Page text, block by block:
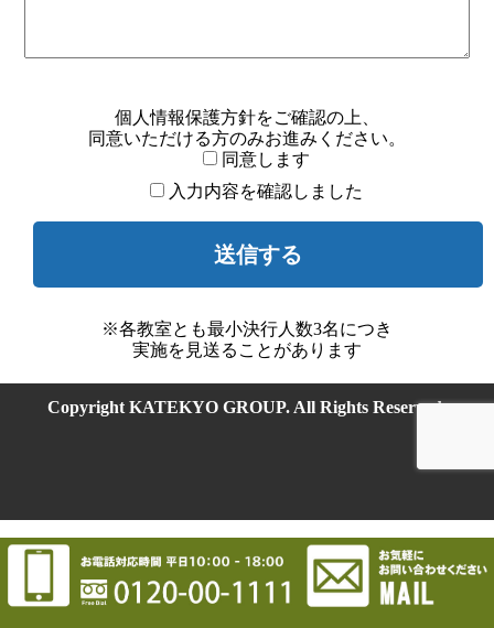
個人情報保護方針をご確認の上、
同意いただける方のみお進みください。
同意します
入力内容を確認しました
※各教室とも最小決行人数3名につき
実施を見送ることがあります
Copyright KATEKYO GROUP. All Rights Reserved.